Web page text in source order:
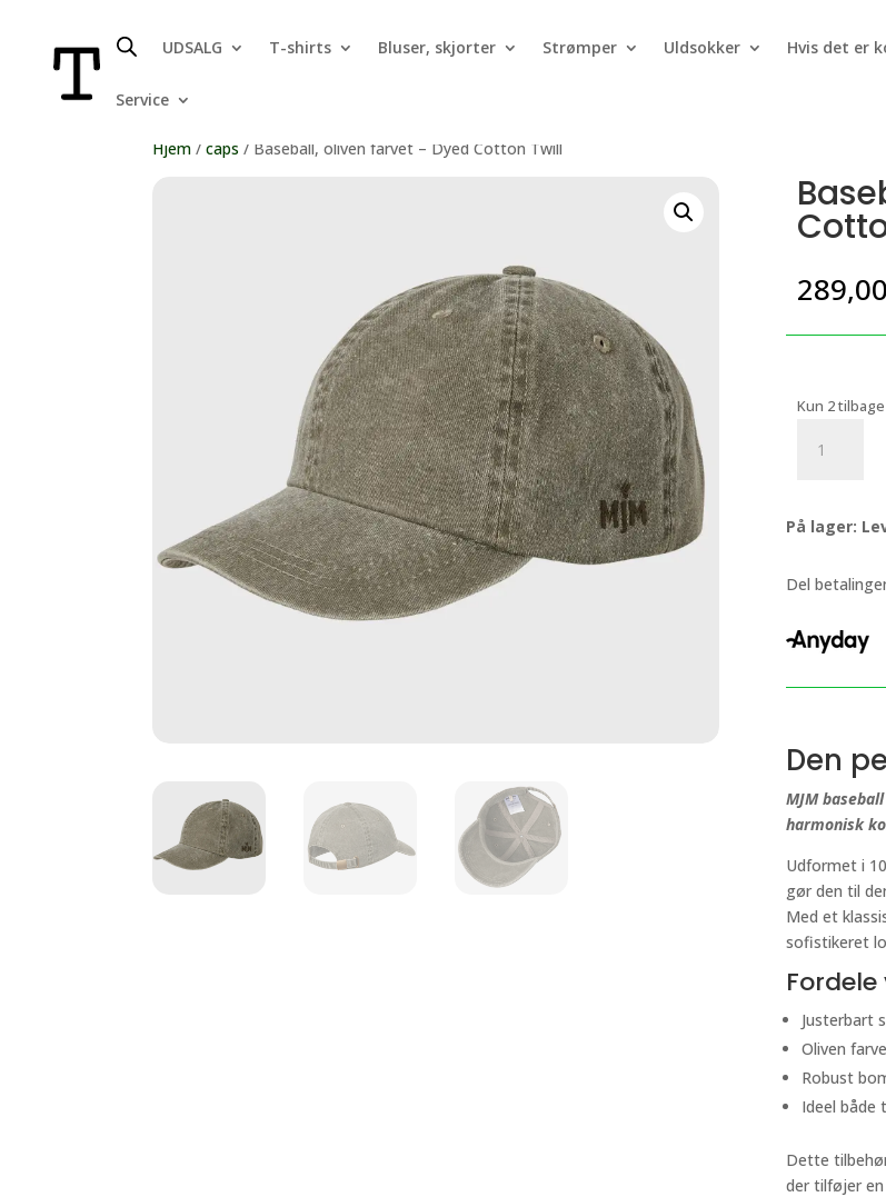
UDSALG T-shirts Bluser, skjorter Strømper Uldsokker Hvis det er
Service
Hjem / caps / Baseball, oliven farvet – Dyed Cotton Twill
289,00
Kun 2
oliven
Dyed
Twill
På lager:
Del
Den
MJM baseball
harmonisk
Udformet i
gør den til
Med et
sofistikeret
Justerbart
Oliven
Robust
Ideel både
Dette
der tilføjer